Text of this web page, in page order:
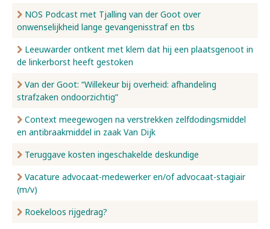
NOS Podcast met Tjalling van der Goot over
onwenselijkheid lange gevangenisstraf en tbs
Leeuwarder ontkent met klem dat hij een plaatsgenoot in
de linkerborst heeft gestoken
Van der Goot: “Willekeur bij overheid: afhandeling
strafzaken ondoorzichtig”
Context meegewogen na verstrekken zelfdodingsmiddel
en antibraakmiddel in zaak Van Dijk
Teruggave kosten ingeschakelde deskundige
Vacature advocaat-medewerker en/of advocaat-stagiair
(m/v)
Roekeloos rijgedrag?